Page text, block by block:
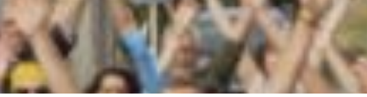
Faites un voeu, Les Films du